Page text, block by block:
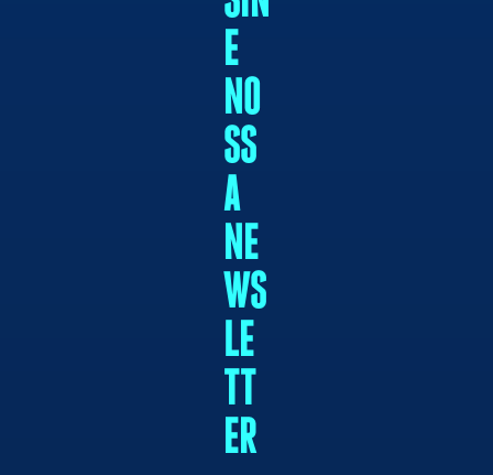
E
NO
SS
A
NE
WS
LE
TT
ER